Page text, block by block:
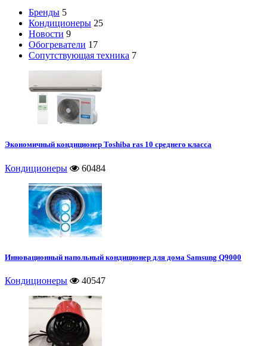
Бренды 5
Кондиционеры 25
Новости 9
Обогреватели 17
Сопутствующая техника 7
Экономичный кондиционер Toshiba ras 10 среднего класса
Кондиционеры 60484
Инновационный напольный кондиционер для дома Samsung Q9000
Кондиционеры 40547